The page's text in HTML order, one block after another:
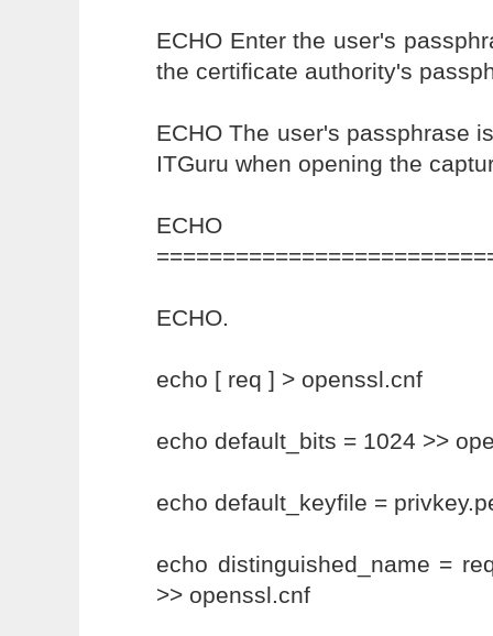
ECHO Enter the user's
the certificate authority's
ECHO The user's passphrase
ITGuru when opening the
ECHO
ECHO.
echo [ req ] > openssl.cnf
echo default_bits = 1024 >>
echo default_keyfile =
echo distinguished_name =
>> openssl.cnf